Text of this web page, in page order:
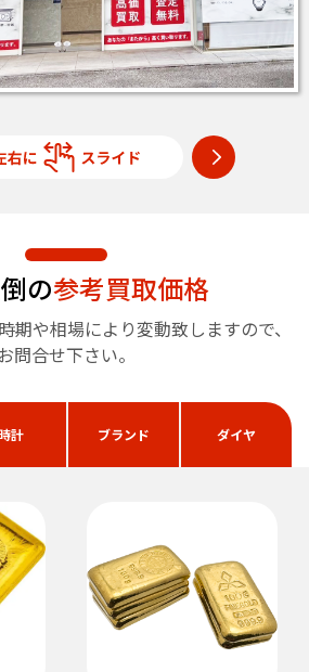
の参考買取価格
期や相場により変動致しますので、
問合せ下さい。
計 ブランド ダイヤ